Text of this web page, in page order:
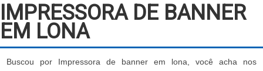
IMPRESSORA DE BANNER
EM LONA
Buscou por Impressora de banner em lona, você acha nos